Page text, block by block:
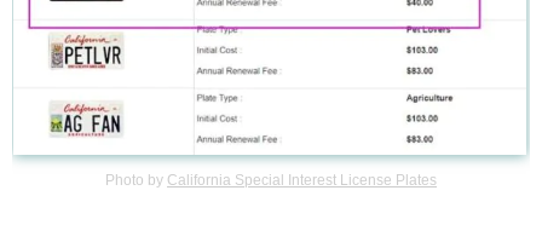
Photo by California Special Interest License Plates